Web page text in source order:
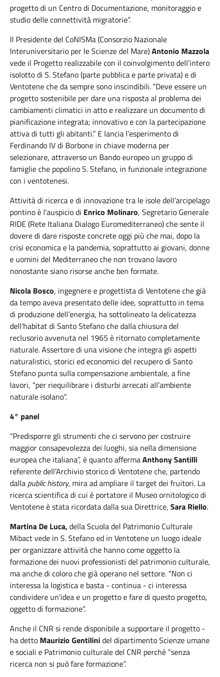
progetto di un Centro di Documentazione, monitoraggio e
studio delle connettività migratorie”.
Il Presidente del CoNISMa (Consorzio Nazionale
Interuniversitario per le Scienze del Mare)Antonio Mazzola
vede il Progetto realizzabile con il coinvolgimento dell’intero
isolotto di S. Stefano (parte pubblica e parte privata) e di
Ventotene che da sempre sono inscindibili. “Deve essere un
progetto sostenibile per dare una risposta al problema dei
cambiamenti climatici in atto e realizzare un documento di
pianificazione integrata; innovativo e con la partecipazione
attiva di tutti gli abitanti.” E lancia l’esperimento di
Ferdinando IV di Borbone in chiave moderna per
selezionare, attraverso un Bando europeo un gruppo di
famiglie che popolino S. Stefano, in funzionale integrazione
con i ventotenesi.
Attività di ricerca e di innovazione tra le isole dell’arcipelago
pontino è l’auspicio di Enrico Molinaro, Segretario Generale
RIDE (Rete Italiana Dialogo Euromediterraneo) che sente il
dovere di dare risposte concrete oggi più che mai, dopo la
crisi economica e la pandemia, soprattutto ai giovani, donne
e uomini del Mediterraneo che non trovano lavoro
nonostante siano risorse anche ben formate.
Nicola Bosco, ingegnere e progettista di Ventotene che già
da tempo aveva presentato delle idee, soprattutto in tema
di produzione dell’energia, ha sottolineato la delicatezza
dell’habitat di Santo Stefano che dalla chiusura del
reclusorio avvenuta nel 1965 è ritornato completamente
naturale. Assertore di una visione che integra gli aspetti
naturalistici, storici ed economici del recupero di Santo
Stefano punta sulla compensazione ambientale, a fine
lavori, “per riequilibrare i disturbi arrecati all’ambiente
naturale isolano”.
4° panel
“Predisporre gli strumenti che ci servono per costruire
maggior consapevolezza dei luoghi, sia nella dimensione
europea che italiana”, è quanto affermaAnthony Santilli
referente dell’Archivio storico di Ventotene che, partendo
dalla public history, mira ad ampliare il target dei fruitori. La
ricerca scientifica di cui è portatore il Museo ornitologico di
Ventotene è stata ricordata dalla sua Direttrice, Sara Riello.
Martina De Luca,della Scuola del Patrimonio Culturale
Mibact vede in S. Stefano ed in Ventotene un luogo ideale
per organizzare attività che hanno come oggetto la
formazione dei nuovi professionisti del patrimonio culturale,
ma anche di coloro che già operano nel settore. “Non ci
interessa la logistica e basta - continua - ci interessa
condividere un’idea e un progetto e fare di questo progetto,
oggetto di formazione”.
Anche il CNR si rende disponibile a supportare il progetto -
ha detto Maurizio Gentilinidel dipartimento Scienze umane
e sociali e Patrimonio culturale del CNR perché “senza
ricerca non si può fare formazione”.